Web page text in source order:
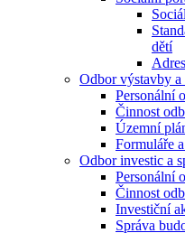
dětí
Odbor výstavby
Personální
Činnost
Územní
Formuláře
Odbor investic a
Personální
Činnost
Investiční
Správa